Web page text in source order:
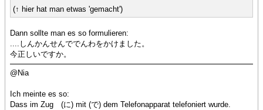
(↑ hier hat man etwas 'gemacht')
Dann sollte man es so formulieren:
....しんかんせんででんわをかけました。
今正しいですか。
@Nia
Ich meinte es so:
Dass im Zug (に) mit (で) dem Telefonapparat telefoniert wurde.